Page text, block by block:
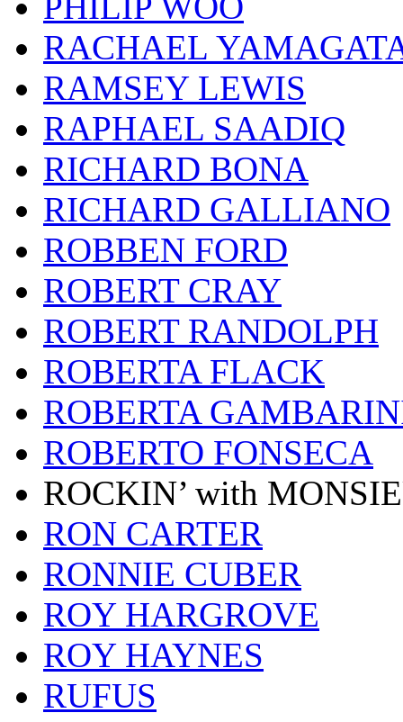
RACHAEL
RAMSEY LEWIS
RAPHAEL SAADIQ
RICHARD BONA
RICHARD GALLIANO
ROBBEN FORD
ROBERT CRAY
ROBERT RANDOLPH
ROBERTA FLACK
ROBERTA
ROBERTO FONSECA
ROCKIN’ with
RON CARTER
RONNIE CUBER
ROY HARGROVE
ROY HAYNES
RUFUS